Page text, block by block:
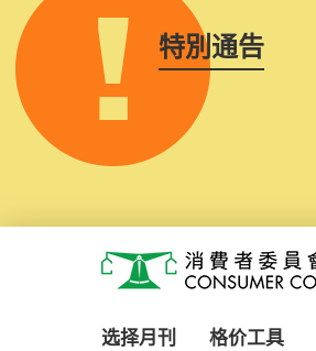
特別通告
消费者委员会
选择月刊 格价工具